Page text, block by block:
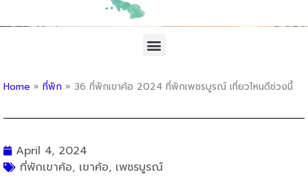
Home » ที่พัก » 36 ที่พักเขาค้อ 2024 ที่พักเพชรบูรณ์ เที่ยวไหนดีช่วงนี้
April 4, 2024
ที่พักเขาค้อ, เขาค้อ, เพชรบูรณ์